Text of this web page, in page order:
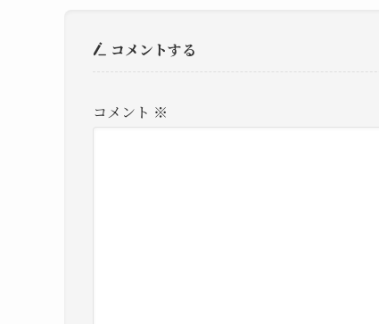
コメントする
コメント ※